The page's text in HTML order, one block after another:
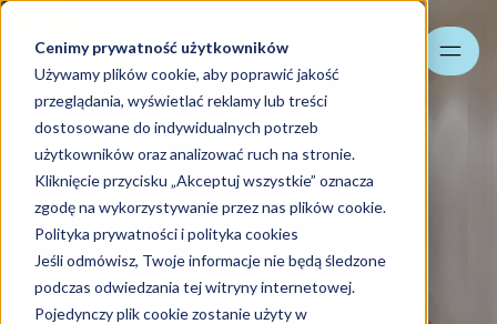
Cenimy prywatność użytkowników
Używamy plików cookie, aby poprawić jakość
przeglądania, wyświetlać reklamy lub treści
dostosowane do indywidualnych potrzeb
użytkowników oraz analizować ruch na stronie.
Kliknięcie przycisku „Akceptuj wszystkie” oznacza
zgodę na wykorzystywanie przez nas plików cookie.
Polityka prywatności i polityka cookies
Jeśli odmówisz, Twoje informacje nie będą śledzone
podczas odwiedzania tej witryny internetowej.
Pojedynczy plik cookie zostanie użyty w
Consulting
Doradztwo transakcyjne i podatkowe
Skontaktuj się z nami